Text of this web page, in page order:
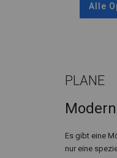
Alle
PLANE
Es gibt eine
nur eine